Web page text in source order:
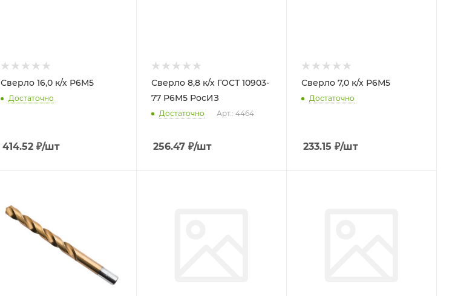
Сверло 16,0 к/х Р6М5
Достаточно
414.52 ₽/шт
Сверло 8,8 к/х ГОСТ 10903-
77 Р6М5 РосИЗ
Достаточно Арт.: 4464
256.47₽/шт
Сверло 7,0 к/х Р6М5
Достаточно
233.15 ₽/шт